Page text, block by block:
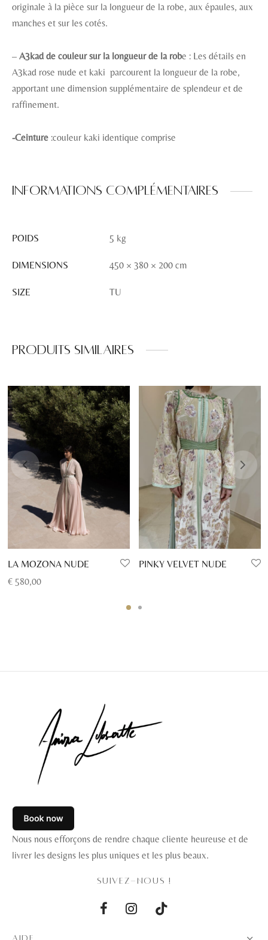
originale à la pièce sur la longueur de la robe, aux épaules, aux
manches et sur les cotés.
– A3kad de couleur sur la longueur de la robe : Les détails en
A3kad rose nude et kaki parcourent la longueur de la robe,
apportant une dimension supplémentaire de splendeur et de
raffinement.
-Ceinture :couleur kaki identique comprise
Informations complémentaires
POIDS 5 kg
DIMENSIONS 450 × 380 × 200 cm
SIZE TU
Produits similaires
LA MOZONA NUDE
€580,00
PINKY VELVET NUDE
Nous nous efforçons de rendre chaque cliente heureuse et de
livrer les designs les plus uniques et les plus beaux.
SUIVEZ-NOUS !
AIDE